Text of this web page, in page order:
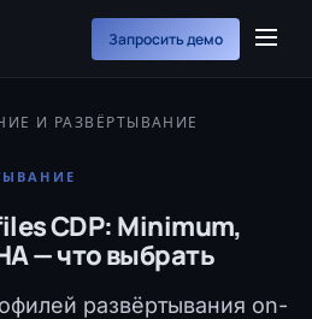
Запросить демо
И РАЗВЁРТЫВАНИЕ
CDP: Minimum,
— что выбрать
развёртывания on-